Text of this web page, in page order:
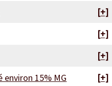
[+]
[+]
[+]
environ 15% MG
[+]